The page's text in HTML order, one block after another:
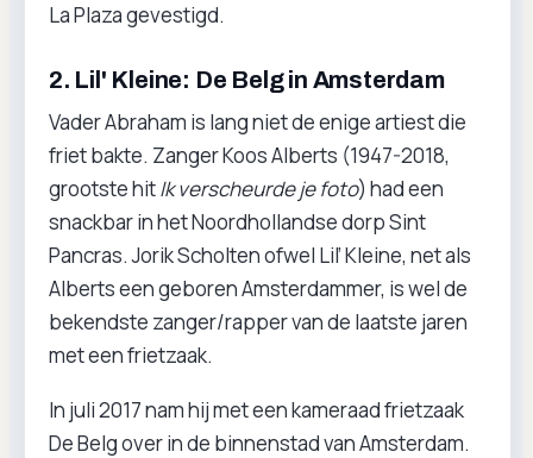
La Plaza gevestigd.
2. Lil' Kleine: De Belg in Amsterdam
Vader Abraham is lang niet de enige artiest die
friet bakte. Zanger Koos Alberts (1947-2018,
grootste hitIk verscheurde je foto) had een
snackbar in het Noordhollandse dorp Sint
Pancras. Jorik Scholten ofwel Lil’ Kleine, net als
Alberts een geboren Amsterdammer, is wel de
bekendste zanger/rapper van de laatste jaren
met een frietzaak.
In juli 2017 nam hij met een kameraad frietzaak
De Belg over in de binnenstad van Amsterdam.